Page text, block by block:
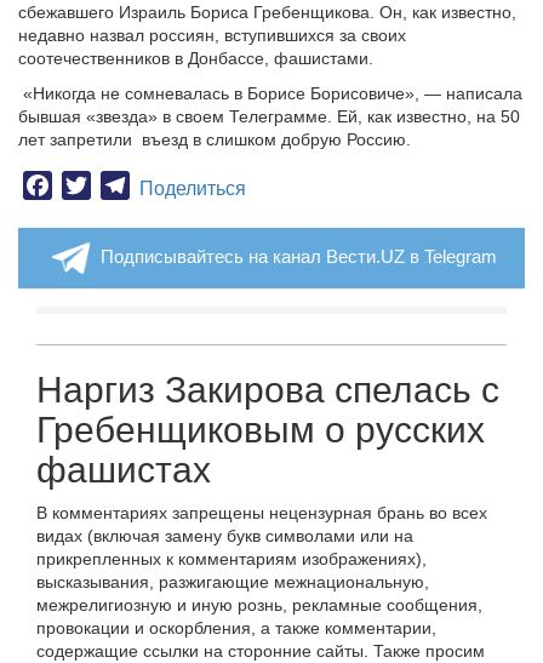
сбежавшего Израиль Бориса Гребенщикова. Он, как известно,
недавно назвал россиян, вступившихся за своих
соотечественников в Донбассе, фашистами.
«Никогда не сомневалась в Борисе Борисовиче», — написала
бывшая «звезда» в своем Телеграмме. Ей, как известно, на 50
лет запретили въезд в слишком добрую Россию.
Facebook
TwitterTelegram
Поделиться
Подписывайтесь на канал Вести.UZ в Telegram
Наргиз Закирова спелась с
Гребенщиковым о русских
фашистах
В комментариях запрещены нецензурная брань во всех
видах (включая замену букв символами или на
прикрепленных к комментариям изображениях),
высказывания, разжигающие межнациональную,
межрелигиозную и иную рознь, рекламные сообщения,
провокации и оскорбления, а также комментарии,
содержащие ссылки на сторонние сайты. Также просим